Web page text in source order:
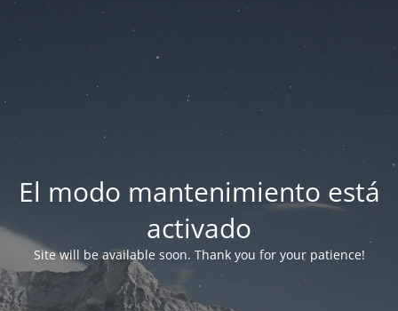
El modo mantenimiento está
activado
Site will be available soon. Thank you for your patience!